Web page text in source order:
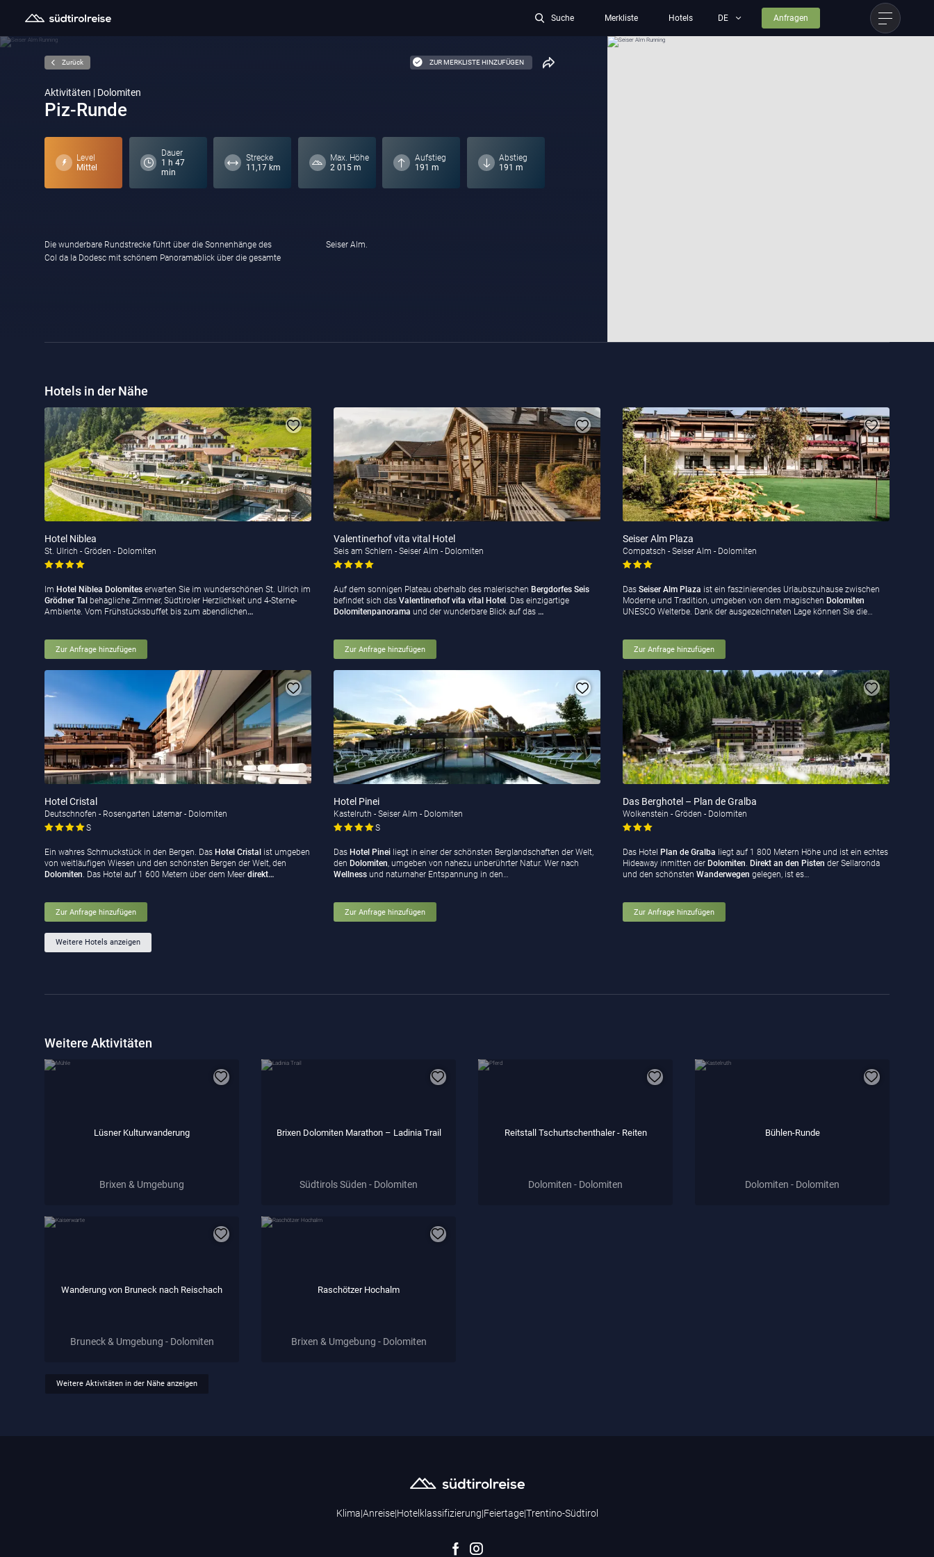
Suche Merkliste Hotels Anfragen
ZUR MERKLISTE HINZUFÜGEN
Zurück
Aktivitäten | Dolomiten
Piz-Runde
Level
Mittel
Dauer
1 h 47
min
Strecke
11,17 km
Max. Höhe
2 015 m
Aufstieg
191 m
Abstieg
191 m
Die wunderbare Rundstrecke führt über die Sonnenhänge des
Col da la Dodesc mit schönem Panoramablick über die gesamte
Seiser Alm.
Hotels in der Nähe
Hotel Niblea
St. Ulrich - Gröden - Dolomiten
Im Hotel Niblea Dolomites erwarten Sie im wunderschönen St. Ulrich im
Grödner Tal behagliche Zimmer, Südtiroler Herzlichkeit und 4-Sterne-
Ambiente. Vom Frühstücksbuffet bis zum abendlichen…
Zur Anfrage hinzufügen
Valentinerhof vita vital Hotel
Seis am Schlern - Seiser Alm - Dolomiten
Auf dem sonnigen Plateau oberhalb des malerischen Bergdorfes Seis
befindet sich das Valentinerhof vita vital Hotel . Das einzigartige
Dolomitenpanorama und der wunderbare Blick auf das …
Zur Anfrage hinzufügen
Seiser Alm Plaza
Compatsch - Seiser Alm - Dolomiten
Das Seiser Alm Plaza ist ein faszinierendes Urlaubszuhause zwischen
Moderne und Tradition, umgeben von dem magischen Dolomiten
UNESCO Welterbe. Dank der ausgezeichneten Lage können Sie die…
Zur Anfrage hinzufügen
Hotel Cristal
Deutschnofen - Rosengarten Latemar - Dolomiten
S
Ein wahres Schmuckstück in den Bergen. Das Hotel Cristal ist umgeben
von weitläufigen Wiesen und den schönsten Bergen der Welt, den
Dolomiten. Das Hotel auf 1 600 Metern über dem Meer direkt…
Zur Anfrage hinzufügen
Hotel Pinei
Kastelruth - Seiser Alm - Dolomiten
S
Das Hotel Pineiliegt in einer der schönsten Berglandschaften der Welt,
den Dolomiten, umgeben von nahezu unberührter Natur. Wer nach
Wellness und naturnaher Entspannung in den…
Zur Anfrage hinzufügen
Das Berghotel – Plan de Gralba
Wolkenstein - Gröden - Dolomiten
Das Hotel Plan de Gralba liegt auf 1 800 Metern Höhe und ist ein echtes
Hideaway inmitten der Dolomiten. Direkt an den Pisten der Sellaronda
und den schönsten Wanderwegen gelegen, ist es…
Zur Anfrage hinzufügen
Weitere Hotels anzeigen
Weitere Aktivitäten
Lüsner Kulturwanderung
Brixen & Umgebung
Brixen Dolomiten Marathon – Ladinia Trail
Südtirols Süden - Dolomiten
Reitstall Tschurtschenthaler - Reiten
Dolomiten - Dolomiten
Bühlen-Runde
Dolomiten - Dolomiten
Wanderung von Bruneck nach Reischach
Bruneck & Umgebung - Dolomiten
Raschötzer Hochalm
Brixen & Umgebung - Dolomiten
Weitere Aktivitäten in der Nähe anzeigen
Klima|Anreise|Hotelklassifizierung|Feiertage|Trentino-Südtirol